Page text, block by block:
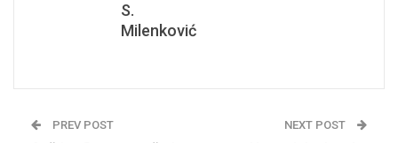
S.
Milenković
PREV POST NEXT POST